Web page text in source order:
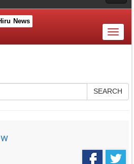
News
Toggle
SEARCH